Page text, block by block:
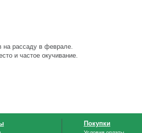
на рассаду в феврале.
и частое окучивание.
Покупки